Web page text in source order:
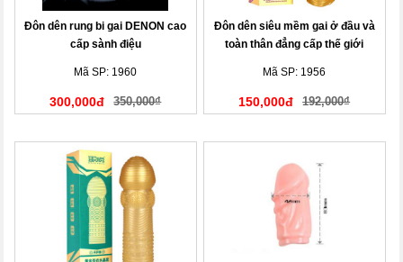
Đôn dên rung bi gai DENON cao
cấp sành điệu
Mã SP: 1960
300,000đ 350,000₫
Đôn dên siêu mềm gai ở đầu và
toàn thân đẳng cấp thế giới
Mã SP: 1956
150,000đ 192,000₫